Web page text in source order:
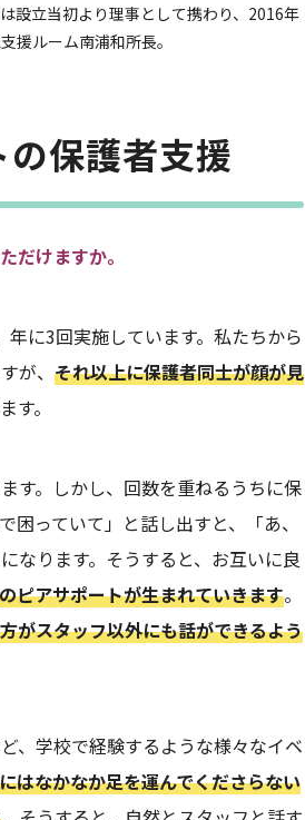
設立当初より理事として携わり、2016年
援ルーム南浦和所長。
保護者支援
だけますか。
に3回実施しています。私たちから
が、 それ以上に保護者同士が顔が見
す。
す。しかし、回数を重ねるうちに保
っていて」と話し出すと、「あ、
なります。そうすると、お互いに良
ピアサポートが生まれていきます。
がスタッフ以外にも話ができるよう
、学校で経験するような様々なイベ
はなかなか足を運んでくださらない